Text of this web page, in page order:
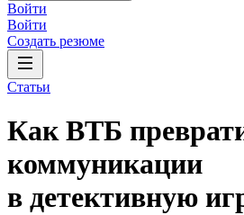
Войти
Войти
Создать резюме
Статьи
Как ВТБ
коммуникации
в детективную